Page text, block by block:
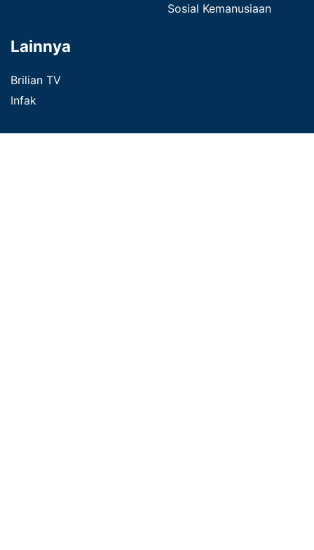
Sosial Kemanusiaan
Lainnya
Brilian TV
Infak